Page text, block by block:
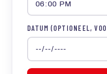
DATUM (OPTIONEEL,